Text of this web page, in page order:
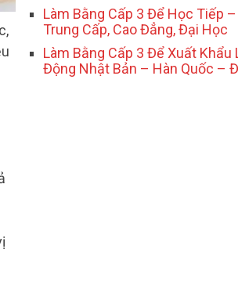
Làm Bằng Cấp 3 Để Học Tiếp –
Trung Cấp, Cao Đẳng, Đại Học
Làm Bằng Cấp 3 Để Xuất Khẩu
Động Nhật Bản – Hàn Quốc –